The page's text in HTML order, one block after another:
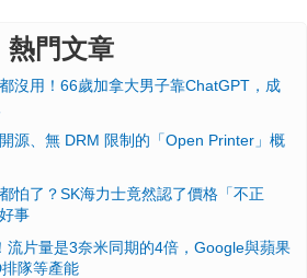
熱門文章
沒用！66歲加拿大男子靠ChatGPT，成
源、無 DRM 限制的「Open Printer」概
怕了？SK海力士竟然認了價格「不正
事
流片量是3奈米同期的4倍，Google與蘋果
隊等產能